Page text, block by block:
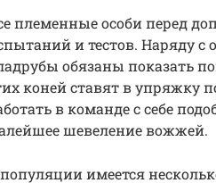
племенные особи перед
и тестов. Наряду
обязаны показать
коней ставят в упряжку
в команде с себе
шевеление вожжей.
имеется